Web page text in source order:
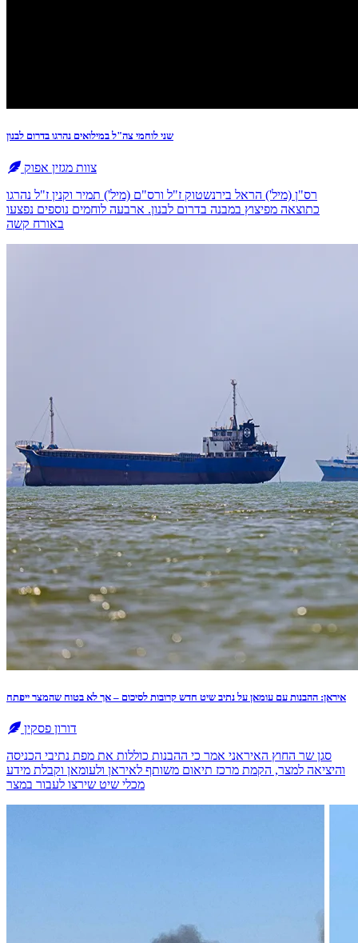
שני לוחמי צה"ל במילואים נהרגו בדרום לבנון
צוות מגזין אפוק
רס"ן (מיל') הראל בירנשטוק ז"ל ורס"ם (מיל') תמיר וקנין ז"ל נהרגו
כתוצאה מפיצוץ במבנה בדרום לבנון. ארבעה לוחמים נוספים נפצעו
באורח קשה
איראן: ההבנות עם עומאן על נתיב שיט חדש קרובות לסיכום – אך לא בטוח שהמצר ייפתח
דורון פסקין
סגן שר החוץ האיראני אמר כי ההבנות כוללות את מפת נתיבי הכניסה
והיציאה למצר, הקמת מרכז תיאום משותף לאיראן ולעומאן וקבלת מידע
מכלי שיט שירצו לעבור במצר